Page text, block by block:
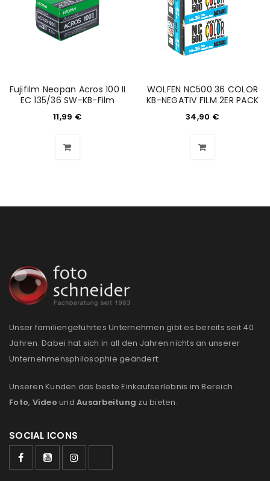
Fujifilm Neopan Acros 100 II
EC 135/36 SW-KB-Film
11,99 €
WOLFEN NC500 36 COLOR
KB-NEGATIV FILM 2ER PACK
34,90 €
Unser familiengeführtes Unternehmen gibt es bereits seit 40
Jahren. Dabei hat sich in all den Jahren nichts an unserer
Unternehmensphilosophie geändert:
Unseren Kunden das beste Einkaufserlebnis im Bereich
Foto, Video und Ausarbeitung zu bieten.
SOCIAL ICONS